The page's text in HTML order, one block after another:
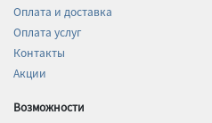
Оплата и доставка
Оплата услуг
Контакты
Акции
Возможности